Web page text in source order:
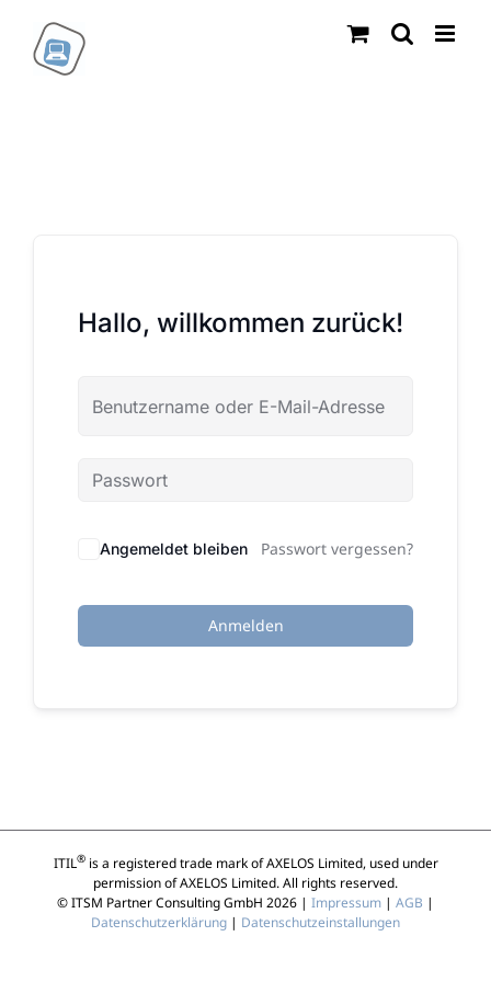
Inhalt
springen
Hallo, willkommen zurück!
Angemeldet bleiben Passwort vergessen?
Anmelden
ITIL®is a registered trade mark of AXELOS Limited, used under
permission of AXELOS Limited. All rights reserved.
© ITSM Partner Consulting GmbH 2026 | Impressum | AGB |
Datenschutzerklärung | Datenschutzeinstallungen